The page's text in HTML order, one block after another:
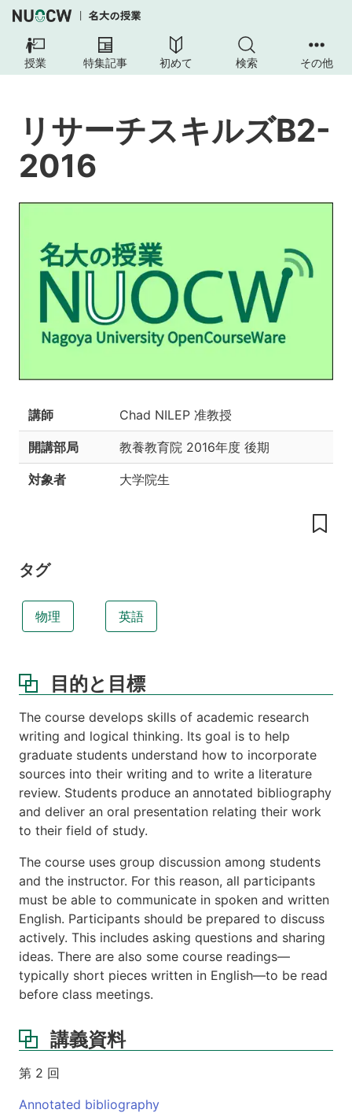
授業 特集記事 初めて 検索 その他
ー
2016
料
リサーチスキルズB2-
2016
講師 Chad NILEP 准教授
開講部局 教養教育院 2016年度 後期
対象者 大学院生
タグ
物理 英語
目的と目標
The course develops skills of academic research
writing and logical thinking. Its goal is to help
graduate students understand how to incorporate
sources into their writing and to write a literature
review. Students produce an annotated bibliography
and deliver an oral presentation relating their work
to their field of study.
The course uses group discussion among students
and the instructor. For this reason, all participants
must be able to communicate in spoken and written
English. Participants should be prepared to discuss
actively. This includes asking questions and sharing
ideas. There are also some course readings—
typically short pieces written in English—to be read
before class meetings.
講義資料
第 2 回
Annotated bibliography